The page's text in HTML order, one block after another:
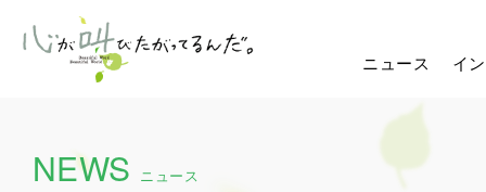
ニュース イ
NEWS ニュース